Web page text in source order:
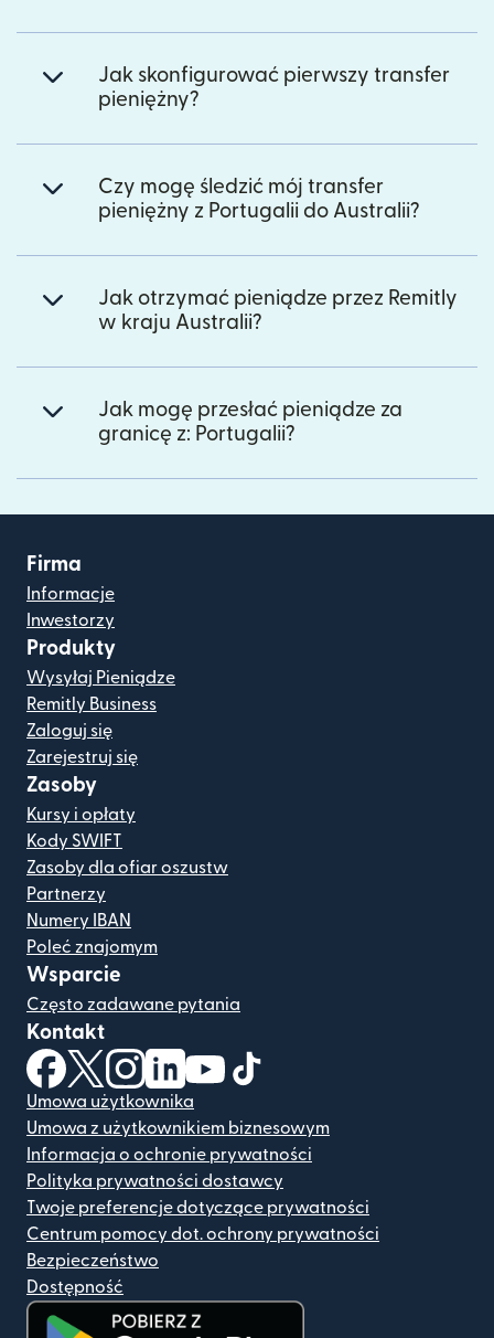
Jak skonfigurować pierwszy transfer
pieniężny?
Czy mogę śledzić mój transfer
pieniężny z Portugalii do Australii?
Jak otrzymać pieniądze przez Remitly
w kraju Australii?
Jak mogę przesłać pieniądze za
granicę z: Portugalii?
Firma
Informacje
Inwestorzy
Produkty
Wysyłaj Pieniądze
Remitly Business
Zaloguj się
Zarejestruj się
Zasoby
Kursy i opłaty
Kody SWIFT
Zasoby dla ofiar oszustw
Partnerzy
Numery IBAN
Poleć znajomym
Wsparcie
Często zadawane pytania
Kontakt
(otwiera się w nowym oknie)
(otwiera się w nowym oknie)
(otwiera się w nowym oknie)
(otwiera się w nowym oknie)
(otwiera się w nowym oknie)
Umowa użytkownika
Umowa z użytkownikiem biznesowym
Informacja o ochronie prywatności
Polityka prywatności dostawcy
Twoje preferencje dotyczące prywatności
Centrum pomocy dot. ochrony prywatności
Bezpieczeństwo
Dostępność